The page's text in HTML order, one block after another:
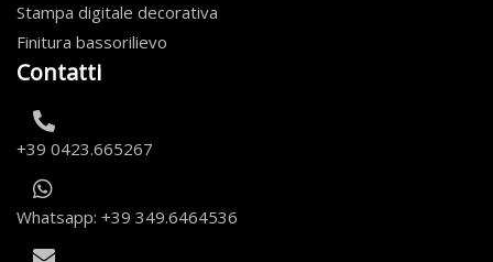
Stampa digitale decorativa
Finitura bassorilievo
Contatti
+39 0423.665267
Whatsapp: +39 349.6464536